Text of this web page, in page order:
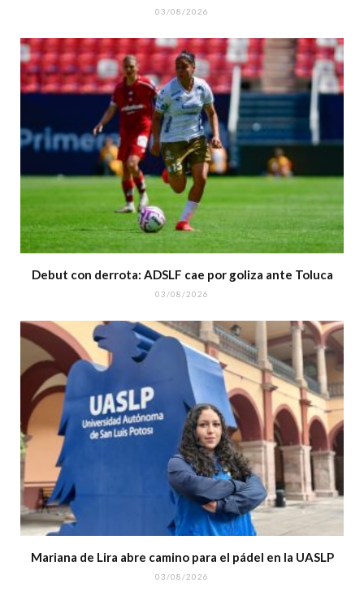
03/08/2026
Debut con derrota: ADSLF cae por goliza ante Toluca
03/08/2026
Mariana de Lira abre camino para el pádel en la UASLP
03/08/2026